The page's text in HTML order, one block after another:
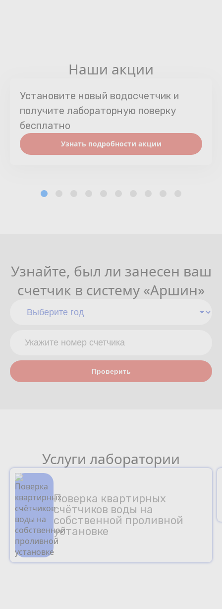
Наши акции
Установите новый водосчетчик и
получите лабораторную поверку
бесплатно
Узнать подробности акции
Узнайте, был ли занесен ваш
счетчик в систему «Аршин»
Проверить
Услуги лаборатории
Поверка квартирных
счётчиков воды на
собственной проливной
установке